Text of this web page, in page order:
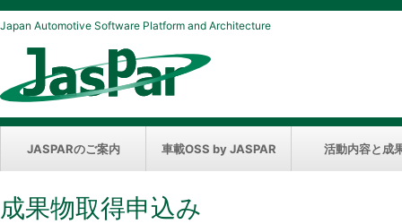
Japan Automotive Software Platform and Architecture
JASPARのご案内 車載OSS by JASPAR 活動内容と成
成果物取得申込み